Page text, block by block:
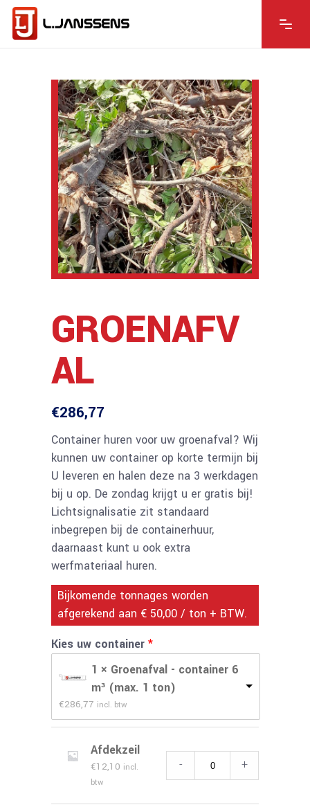
GROENAFV
AL
€286,77
Container huren voor uw groenafval? Wij
kunnen uw container op korte termijn bij
U leveren en halen deze na 3 werkdagen
bij u op. De zondag krijgt u er gratis bij!
Lichtsignalisatie zit standaard
inbegrepen bij de containerhuur,
daarnaast kunt u ook extra
werfmateriaal huren.
Bijkomende tonnages worden
afgerekend aan € 50,00 / ton + BTW.
Kies uw container
1 × Groenafval - container 6
m³ (max. 1 ton)
€286,77 incl. btw
Afdekzeil
€12,10 incl.
btw
- +